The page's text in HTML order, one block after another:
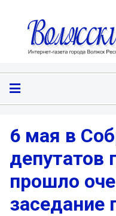
6 мая в
депутатов
прошло
заседание